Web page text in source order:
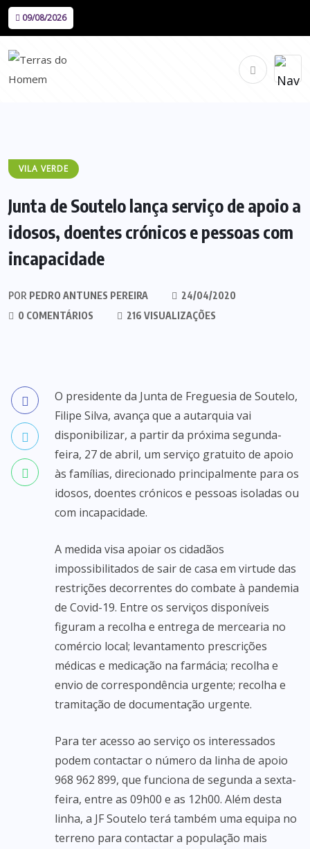
09/08/2026
VILA VERDE
Junta de Soutelo lança serviço de apoio a
idosos, doentes crónicos e pessoas com
incapacidade
POR PEDRO ANTUNES PEREIRA
24/04/2020
0 COMENTÁRIOS
216 VISUALIZAÇÕES
O presidente da Junta de Freguesia de Soutelo,
Filipe Silva, avança que a autarquia vai
disponibilizar, a partir da próxima segunda-
feira, 27 de abril, um serviço gratuito de apoio
às famílias, direcionado principalmente para os
idosos, doentes crónicos e pessoas isoladas ou
com incapacidade.
A medida visa apoiar os cidadãos
impossibilitados de sair de casa em virtude das
restrições decorrentes do combate à pandemia
de Covid-19. Entre os serviços disponíveis
figuram a recolha e entrega de mercearia no
comércio local; levantamento prescrições
médicas e medicação na farmácia; recolha e
envio de correspondência urgente; recolha e
tramitação de documentação urgente.
Para ter acesso ao serviço os interessados
podem contactar o número da linha de apoio
968 962 899, que funciona de segunda a sexta-
feira, entre as 09h00 e as 12h00. Além desta
linha, a JF Soutelo terá também uma equipa no
terreno para contactar a população mais